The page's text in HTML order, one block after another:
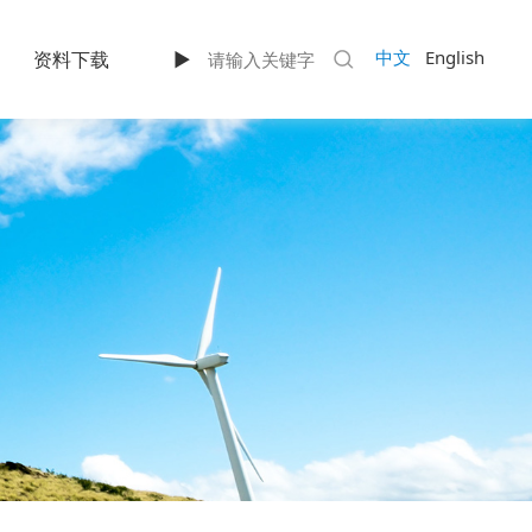
中文 English
资料下载 ►